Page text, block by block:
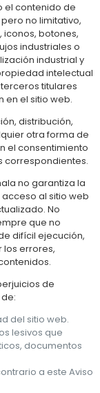
el contenido de
no limitativo,
iconos, botones,
industriales o
industrial y
intelectual
titulares
en el sitio web.
distribución,
otra forma de
el consentimiento
correspondientes.
no garantiza la
al sitio web
No
que no
difícil ejecución,
errores,
de
del sitio web.
lesivos que
documentos
a este Aviso